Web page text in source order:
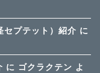
プテット）紹介 に
に ゴクラクテン よ